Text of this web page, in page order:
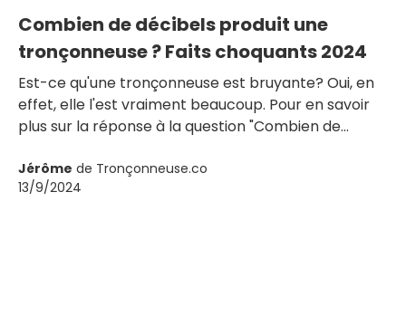
Combien de décibels produit une
tronçonneuse ? Faits choquants 2024
Est-ce qu'une tronçonneuse est bruyante? Oui, en
effet, elle l'est vraiment beaucoup. Pour en savoir
plus sur la réponse à la question "Combien de
Jérôme de Tronçonneuse.co
13/9/2024